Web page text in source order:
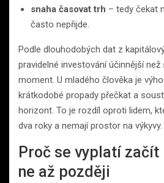
snaha časovat trh – tedy čekat
často nepřijde.
Podle dlouhodobých dat z
pravidelné investování účinnější
moment. U mladého člověka je
krátkodobé propady přečkat a
horizont. To je rozdíl oproti lidem,
dva roky a nemají prostor na výkyvy.
Proč se vyplatí začít
ne až později